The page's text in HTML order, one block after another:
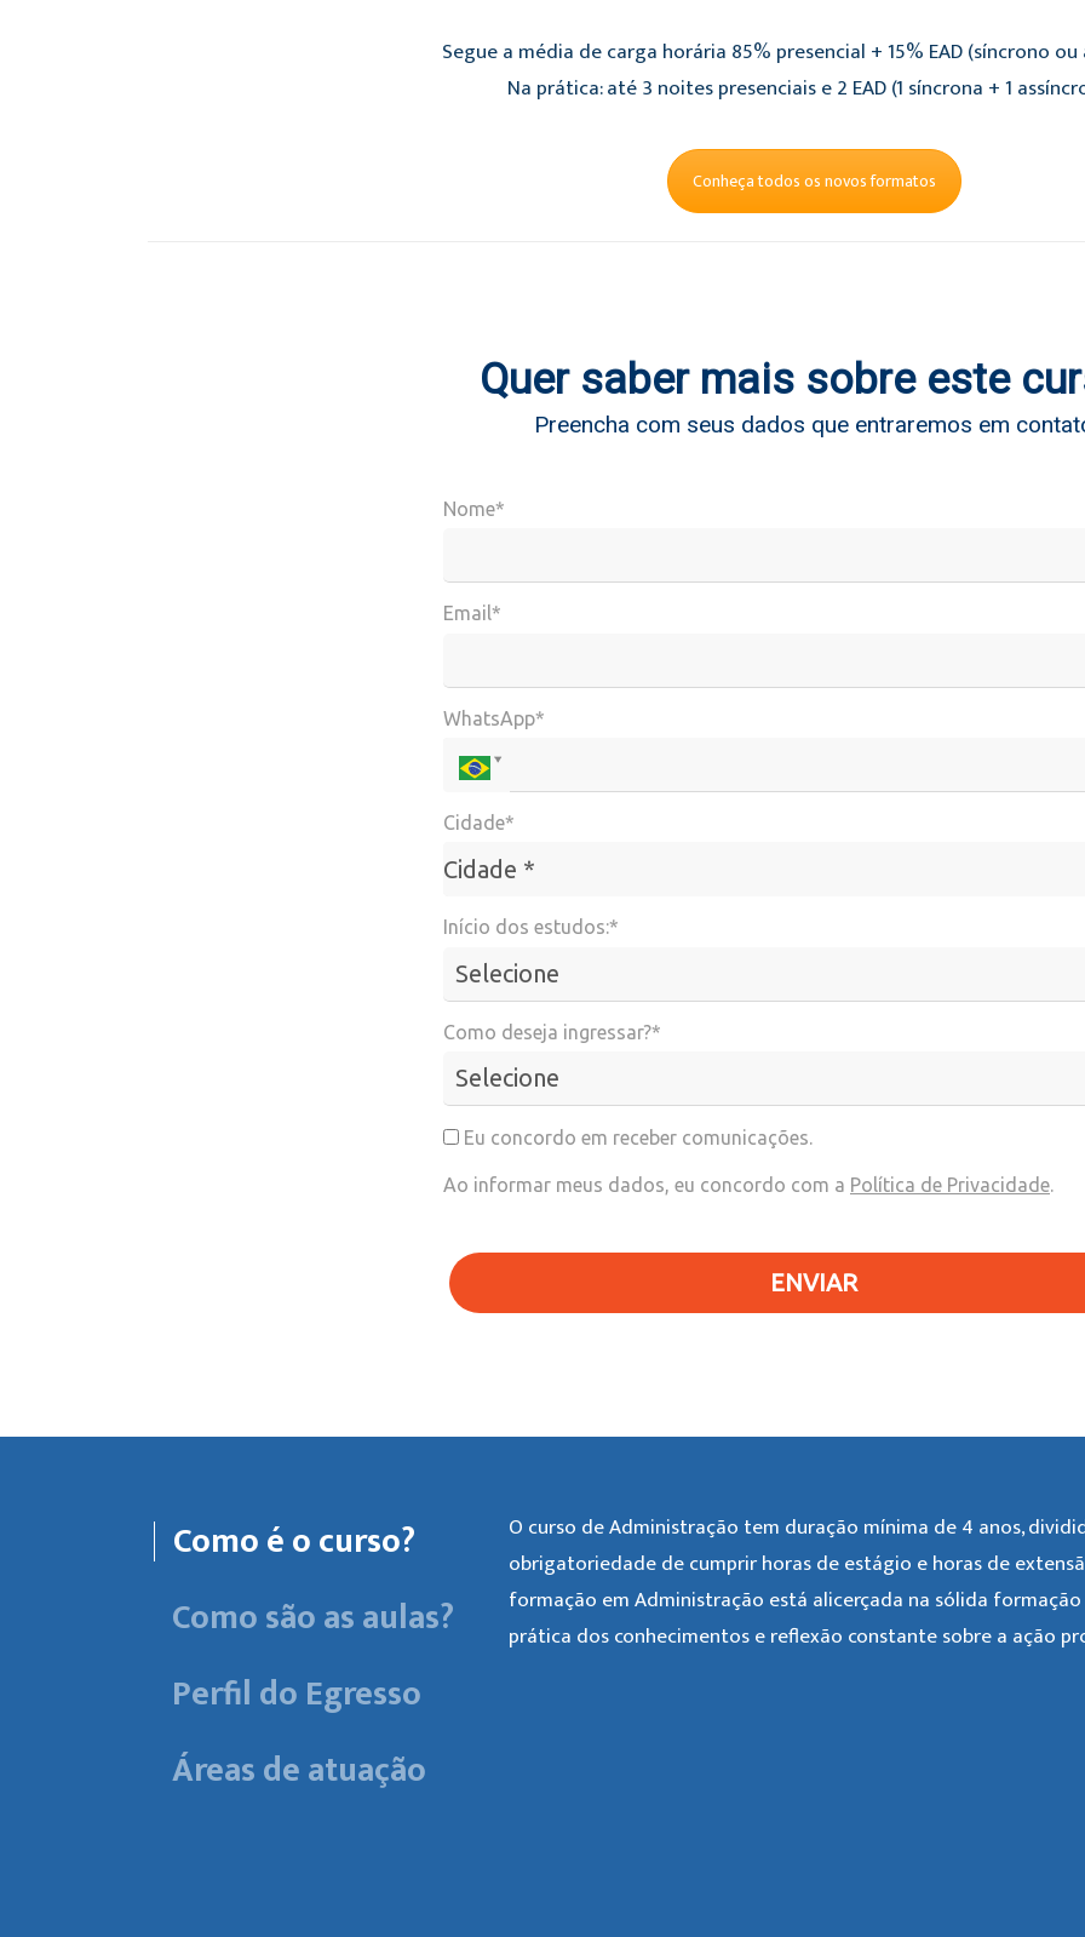
Segue a média de carga horária 85% presencial + 15% EAD (síncrono ou
Na prática: até 3 noites presenciais e 2 EAD (1 síncrona + 1
Conheça todos os novos formatos
Quer saber mais sobre este
Preencha com seus dados que entraremos em
Nome*
Email*
WhatsApp*
Cidade*
Cidade *
Cidade*
Início dos estudos:*
Como deseja ingressar?*
Eu concordo em receber comunicações.
Ao informar meus dados, eu concordo com a Política de Privacidade.
ENVIAR
Como é o curso?
Como são as aulas?
Perfil do Egresso
Áreas de atuação
O curso de Administração tem duração mínima de 4 anos,
obrigatoriedade de cumprir horas de estágio e horas de
formação em Administração está alicerçada na sólida
prática dos conhecimentos e reflexão constante sobre a ação